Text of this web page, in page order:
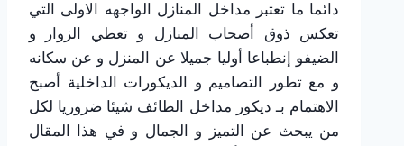
دائما ما تعتبر مداخل المنازل الواجهه الاولى التي
تعكس ذوق أصحاب المنازل و تعطي الزوار و
الضيفو إنطباعا أوليا جميلا عن المنزل و عن سكانه
و مع تطور التصاميم و الديكورات الداخلية أصبح
الاهتمام بـ ديكور مداخل الطائف شيئا ضروريا لكل
من يبحث عن التميز و الجمال و في هذا المقال